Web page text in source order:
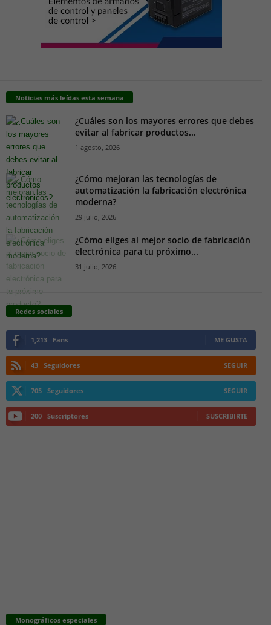
Noticias más leídas esta semana
¿Cuáles son los mayores errores que debes
evitar al fabricar productos...
1 agosto, 2026
¿Cómo mejoran las tecnologías de
automatización la fabricación electrónica
moderna?
29 julio, 2026
¿Cómo eliges al mejor socio de fabricación
electrónica para tu próximo...
31 julio, 2026
Redes sociales
1,213 Fans ME GUSTA
43 Seguidores SEGUIR
705 Seguidores SEGUIR
200 Suscriptores SUSCRIBIRTE
Monográficos especiales